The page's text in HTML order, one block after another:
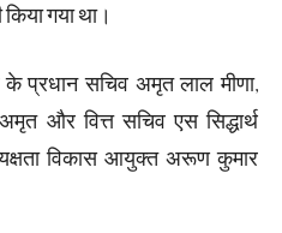
गया था।
के प्रधान सचिव अमृत लाल मीणा,
और वित्त सचिव एस सिद्धार्थ
विकास आयुक्त अरूण कुमार